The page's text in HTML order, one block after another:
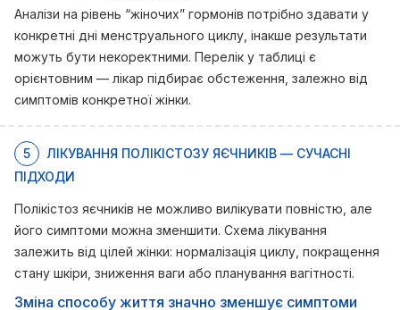
Аналізи на рівень “жіночих” гормонів потрібно здавати у
конкретні дні менструального циклу, інакше результати
можуть бути некоректними. Перелік у таблиці є
орієнтовним — лікар підбирає обстеження, залежно від
симптомів конкретної жінки.
5
ЛІКУВАННЯ ПОЛІКІСТОЗУ ЯЄЧНИКІВ — СУЧАСНІ
ПІДХОДИ
Полікістоз яєчників не можливо вилікувати повністю, але
його симптоми можна зменшити. Схема лікування
залежить від цілей жінки: нормалізація циклу, покращення
стану шкіри, зниження ваги або планування вагітності.
Зміна способу життя значно зменшує симптоми